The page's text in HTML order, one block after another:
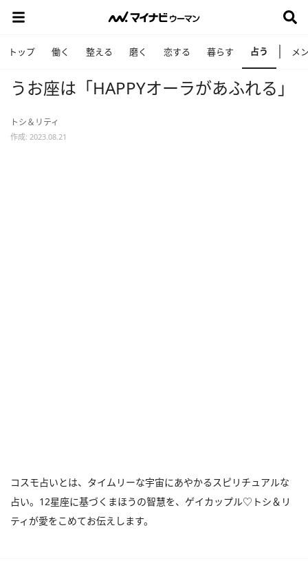
トップ 働く 整える 磨く 恋する 暮らす 占う メ
うお座は「HAPPYオーラがあふれる」
トシ＆リティ
作成: 2023.08.21
コスモ占いとは、タイムリーな宇宙にあやかるスピリチュアルな
占い。12星座に基づくまほうの智慧を、ゲイカップル♡トシ＆リ
ティが愛をこめてお伝えします。